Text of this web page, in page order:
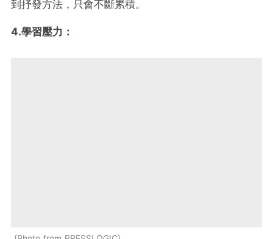
到抒發方法，只會不斷累積。
4.學習壓力：